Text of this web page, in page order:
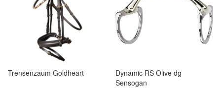
Trensenzaum Goldheart
Dynamic RS Olive dg
Sensogan